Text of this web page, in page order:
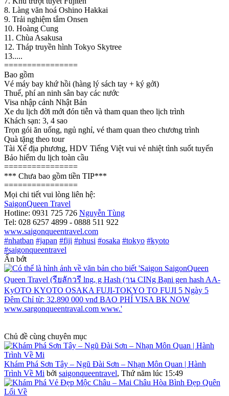
8. Làng văn hoá Oshino Hakkai
9. Trải nghiệm tắm Onsen
10. Hoàng Cung
11. Chùa Asakusa
12. Tháp truyền hình Tokyo Skytree
13.....
================
Bao gồm
Vé máy bay khứ hồi (hàng lý sách tay + ký gởi)
Thuế, phí an ninh sân bay các nước
Visa nhập cảnh Nhật Bản
Xe du lịch đời mới đón tiễn và tham quan theo lịch trình
Khách sạn: 3, 4 sao
Trọn gói ăn uống, ngủ nghỉ, vé tham quan theo chương trình
Quà tặng theo tour
Tài Xế địa phương, HDV Tiếng Việt vui vẻ nhiệt tình suốt tuyến
Bảo hiểm du lịch toàn cầu
================
*** Chưa bao gồm tiền TIP***
================
Mọi chi tiết vui lòng liên hệ:
SaigonQueen Travel
Hotline: 0931 725 726 Nguyễn Tùng
Tel: 028 6257 4899 - 0888 511 922
www.saigonqueentravel.com
#nhatban #japan #fiji #phusi #osaka #tokyo #kyoto
#saigonqueentravel
Ẩn bớt
Chủ đề cùng chuyên mục
Khám Phá Sơn Tây – Ngũ Đài Sơn – Nhạn Môn Quan | Hành
Trình Về Mi bởi saigonqueentravel, Thứ năm lúc 15:49